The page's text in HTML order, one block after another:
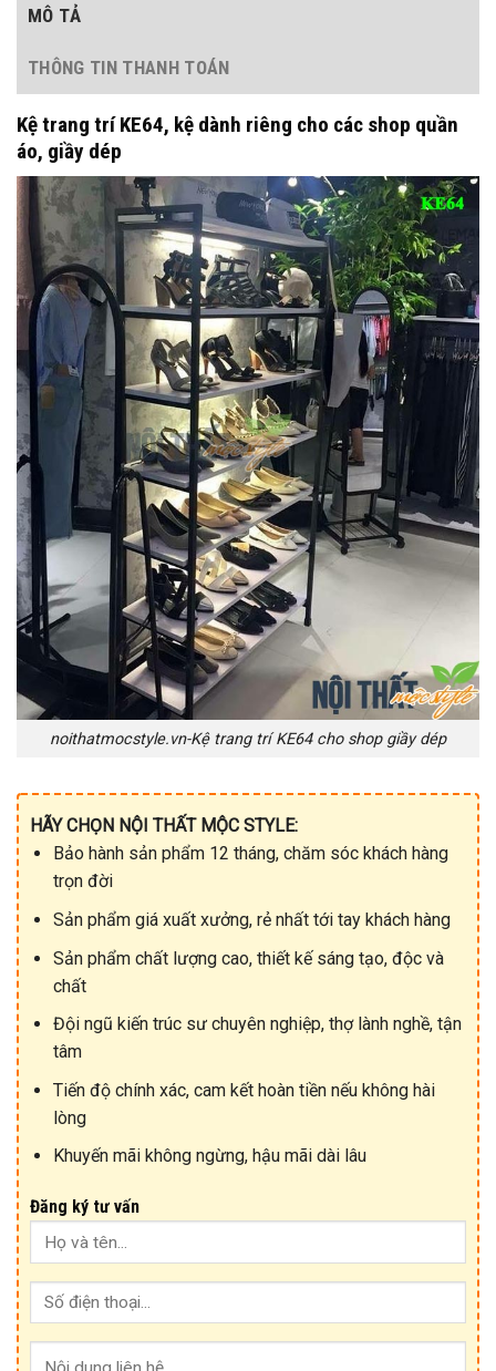
MÔ TẢ
THÔNG TIN THANH TOÁN
Kệ trang trí KE64, kệ dành riêng cho các shop quần
áo, giầy dép
noithatmocstyle.vn-Kệ trang trí KE64 cho shop giầy dép
HÃY CHỌN NỘI THẤT MỘC STYLE:
Bảo hành sản phẩm 12 tháng, chăm sóc khách hàng
trọn đời
Sản phẩm giá xuất xưởng, rẻ nhất tới tay khách hàng
Sản phẩm chất lượng cao, thiết kế sáng tạo, độc và
chất
Đội ngũ kiến trúc sư chuyên nghiệp, thợ lành nghề, tận
tâm
Tiến độ chính xác, cam kết hoàn tiền nếu không hài
lòng
Khuyến mãi không ngừng, hậu mãi dài lâu
Đăng ký tư vấn